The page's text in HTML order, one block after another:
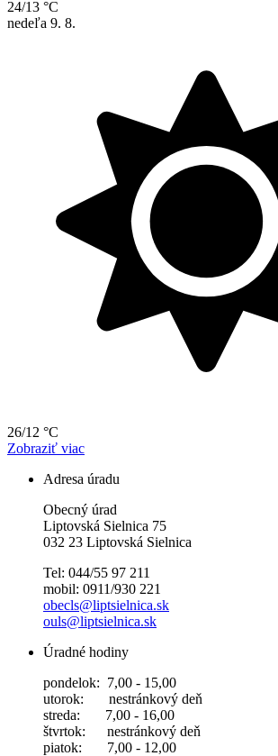
24/13 °C
nedeľa 9. 8.
26/12 °C
Zobraziť viac
Adresa úradu
Obecný úrad
Liptovská Sielnica 75
032 23 Liptovská Sielnica
Tel: 044/55 97 211
mobil: 0911/930 221
obecls@liptsielnica.sk
ouls@liptsielnica.sk
Úradné hodiny
pondelok: 7,00 - 15,00
utorok: nestránkový deň
streda: 7,00 - 16,00
štvrtok: nestránkový deň
piatok: 7,00 - 12,00